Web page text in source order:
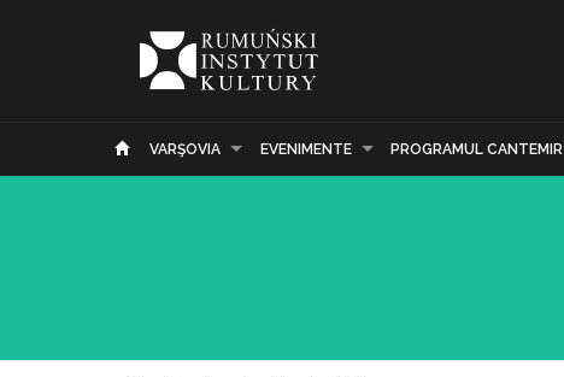
VARŞOVIA EVENIMENTE PROGRAMUL CANTEMIR